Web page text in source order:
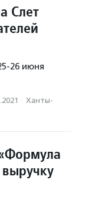
Слет
26 июня
· Ханты-